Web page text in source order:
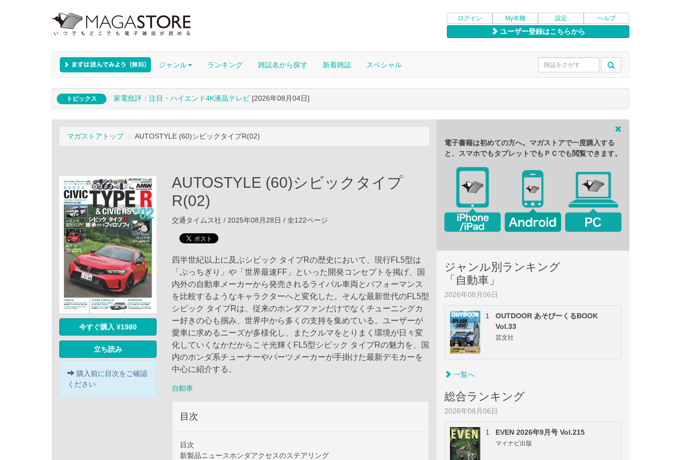
ログイン My本棚 設定 ヘルプ
ユーザー登録はこちらから
ジャンル ランキング 雑誌名から探す 新着雑誌 スペシャル
トピックス 家電批評：注目・ハイエンド4K液晶テレビ [2026年08月04日]
マガストアトップ AUTOSTYLE (60)シビックタイプR(02)
今すぐ購入 ¥1980
立ち読み
購入前に目次をご確認
ください
AUTOSTYLE (60)シビックタイプ
R(02)
交通タイムス社 / 2025年08月28日 / 全122ページ
四半世紀以上に及ぶシビック タイプRの歴史において、現行FL5型は
「ぶっちぎり」や「世界最速FF」といった開発コンセプトを掲げ、国
内外の自動車メーカーから発売されるライバル車両とパフォーマンス
を比較するようなキャラクターへと変化した。そんな最新世代のFL5型
シビック タイプRは、従来のホンダファンだけでなくチューニングカ
ー好きの心も掴み、世界中から多くの支持を集めている。ユーザーが
愛車に求めるニーズが多様化し、またクルマをとりまく環境が日々変
化していくなかだからこそ光輝くFL5型シビック タイプRの魅力を、国
内のホンダ系チューナーやパーツメーカーが手掛けた最新デモカーを
中心に紹介する。
自動車
目次
目次
新製品ニュースホンダアクセスのステアリング
電子書籍は初めての方へ。マガストアで一度購入する
と、スマホでもタブレットでもＰＣでも閲覧できます。
ジャンル別ランキング
「自動車」
2026年08月06日
1
OUTDOOR あそびーくるBOOK
Vol.33
芸文社
一覧へ
総合ランキング
2026年08月06日
1 EVEN 2026年9月号 Vol.215
マイナビ出版